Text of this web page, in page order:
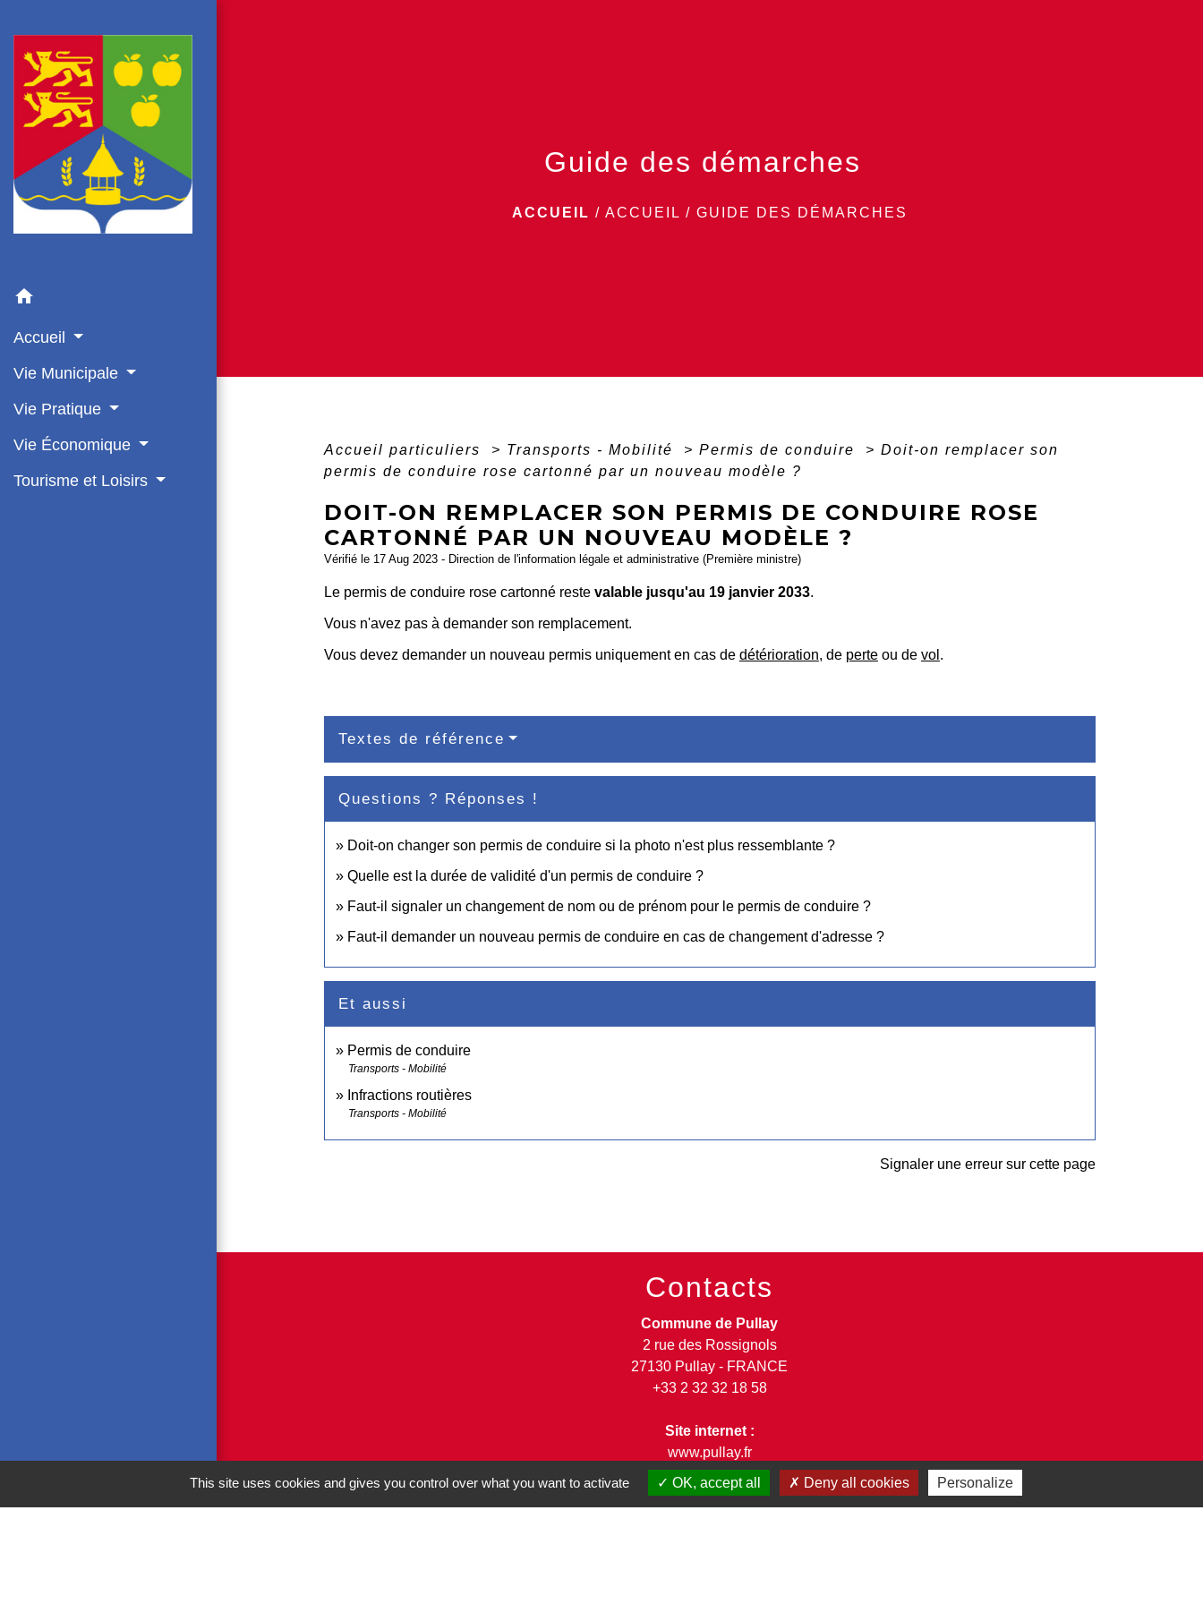
home
Accueil
Vie Municipale
Vie Pratique
Vie Économique
Tourisme et Loisirs
Guide des démarches
ACCUEIL / ACCUEIL / GUIDE DES DÉMARCHES
Accueil particuliers > Transports - Mobilité > Permis de conduire > Doit-on remplacer son
permis de conduire rose cartonné par un nouveau modèle ?
DOIT-ON REMPLACER SON PERMIS DE CONDUIRE ROSE
CARTONNÉ PAR UN NOUVEAU MODÈLE ?
Vérifié le 17 Aug 2023 - Direction de l'information légale et administrative (Première ministre)
Le permis de conduire rose cartonné reste valable jusqu'au 19 janvier 2033.
Vous n'avez pas à demander son remplacement.
Vous devez demander un nouveau permis uniquement en cas de détérioration, de perteou de vol .
Textes de référence
Questions ? Réponses !
Doit-on changer son permis de conduire si la photo n'est plus ressemblante ?
Quelle est la durée de validité d'un permis de conduire ?
Faut-il signaler un changement de nom ou de prénom pour le permis de conduire ?
Faut-il demander un nouveau permis de conduire en cas de changement d'adresse ?
Et aussi
Permis de conduire
Transports - Mobilité
Infractions routières
Transports - Mobilité
Signaler une erreur sur cette page
Contacts
Commune de Pullay
2 rue des Rossignols
27130 Pullay - FRANCE
+33 2 32 32 18 58
Site internet :
www.pullay.fr
This site uses cookies and gives you control over what you want to activate OK, accept all Deny all cookies Personalize